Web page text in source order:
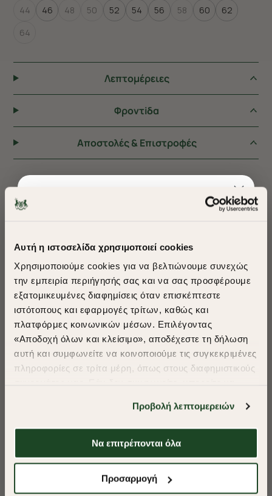
Αυτή η ιστοσελίδα χρησιμοποιεί cookies
Χρησιμοποιούμε cookies για να βελτιώνουμε συνεχώς
την εμπειρία περιήγησής σας και να σας προσφέρουμε
εξατομικευμένες διαφημίσεις όταν επισκέπτεστε
ιστότοπους και εφαρμογές τρίτων, καθώς και
πλατφόρμες κοινωνικών μέσων. Επιλέγοντας
«Αποδοχή όλων και κλείσιμο», αποδέχεστε τη δήλωση
αυτή και συμφωνείτε να κοινοποιούμε τις συγκεκριμένες
πληροφορίες σε τρίτα μέρη, όπως στους διαφημιστικούς
απαιτούμενα cookies» και θα περιοριστούμε
στα cookies και τις τεχνολογίες που είναι απολύτως
απαραίτητα για την ασφαλή απόδοση και
λειτουργικότητα της ιστοσελίδας μας. Ωστόσο, λάβετε
θα μπορούμε να συλλέξουμε πληροφορίες που θα
Προβολή λεπτομερειών
Να επιτρέπονται όλα
Προσαρμογή
44 46 48 50 52 54 56 58 60
62
64
Λεπτομέρειες
Φροντiδα
Αποστολές & Επιστροφές
ΠΡΟΤΕΙΝΟΥΜΕ ΓΙΑ ΕΣΑΣ
-40%
ΠΑΝΤΕΛΟΝΙ CHINOS ΚΑΠΑΡΤΙΝΑ REGULAR FIT
-40%
​
A Season of Style
SUMMER SALE
Shop Now